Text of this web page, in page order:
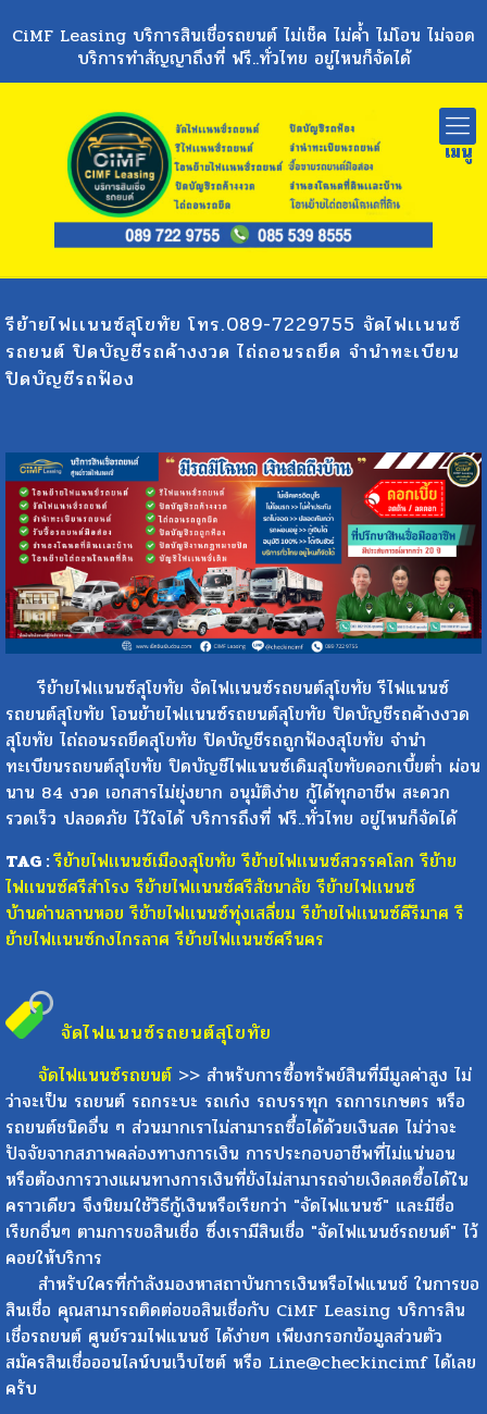
CiMF Leasing บริการสินเชื่อรถยนต์ ไม่เช็ค ไม่ค้ำ ไม่โอน ไม่จอด
บริการทำสัญญาถึงที่ ฟรี..ทั่วไทย อยู่ไหนก็จัดได้
รีย้ายไฟเเนนซ์สุโขทัย โทร.089-7229755 จัดไฟเเนนซ์
รถยนต์ ปิดบัญชีรถค้างงวด ไถ่ถอนรถยึด จำนำทะเบียน
ปิดบัญชีรถฟ้อง
รีย้ายไฟเเนนซ์สุโขทัย จัดไฟเเนนซ์รถยนต์สุโขทัย รีไฟแนนซ์
รถยนต์สุโขทัย โอนย้ายไฟเเนนซ์รถยนต์สุโขทัย ปิดบัญชีรถค้างงวด
สุโขทัย ไถ่ถอนรถยึดสุโขทัย ปิดบัญชีรถถูกฟ้องสุโขทัย จำนำ
ทะเบียนรถยนต์สุโขทัย ปิดบัญชีไฟแนนซ์เดิมสุโขทัยดอกเบี้ยต่ำ ผ่อน
นาน 84 งวด เอกสารไม่ยุ่งยาก อนุมัติง่าย กู้ได้ทุกอาชีพ สะดวก
รวดเร็ว ปลอดภัย ไว้ใจได้ บริการถึงที่ ฟรี..ทั่วไทย อยู่ไหนก็จัดได้
TAG :รีย้ายไฟเเนนซ์เมืองสุโขทัย รีย้ายไฟเเนนซ์สวรรคโลก รีย้าย
ไฟเเนนซ์ศรีสำโรง รีย้ายไฟเเนนซ์ศรีสัชนาลัย รีย้ายไฟเเนนซ์
บ้านด่านลานหอย รีย้ายไฟเเนนซ์ทุ่งเสลี่ยม รีย้ายไฟเเนนซ์คีรีมาศ รี
ย้ายไฟเเนนซ์กงไกรลาศ รีย้ายไฟเเนนซ์ศรีนคร
จัดไฟแนนซ์รถยนต์สุโขทัย
จัดไฟแนนซ์รถยนต์ >> สำหรับการซื้อทรัพย์สินที่มีมูลค่าสูง ไม่
ว่าจะเป็น รถยนต์ รถกระบะ รถเก๋ง รถบรรทุก รถการเกษตร หรือ
รถยนต์ชนิดอื่น ๆ ส่วนมากเราไม่สามารถซื้อได้ด้วยเงินสด ไม่ว่าจะ
ปัจจัยจากสภาพคล่องทางการเงิน การประกอบอาชีพที่ไม่แน่นอน
หรือต้องการวางแผนทางการเงินที่ยังไม่สามารถจ่ายเงิดสดซื้อได้ใน
คราวเดียว จึงนิยมใช้วิธีกู้เงินหรือเรียกว่า "จัดไฟแนนซ์" และมีชื่อ
เรียกอื่นๆ ตามการขอสินเชื่อ ซึ่งเรามีสินเชื่อ "จัดไฟแนนช์รถยนต์" ไว้
คอยให้บริการ
สำหรับใครที่กำลังมองหาสถาบันการเงินหรือไฟแนนช์ ในการขอ
สินเชื่อ คุณสามารถติดต่อขอสินเชื่อกับ CiMF Leasing บริการสิน
เชื่อรถยนต์ ศูนย์รวมไฟแนนช์ ได้ง่ายๆ เพียงกรอกข้อมูลส่วนตัว
สมัครสินเชื่อออนไลน์บนเว็บไซต์ หรือ Line@checkincimf ได้เลย
ครับ